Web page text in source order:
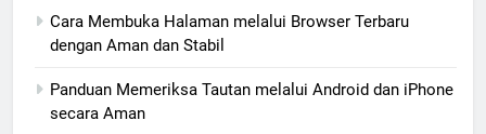
Cara Membuka Halaman melalui Browser Terbaru
dengan Aman dan Stabil
Panduan Memeriksa Tautan melalui Android dan iPhone
secara Aman